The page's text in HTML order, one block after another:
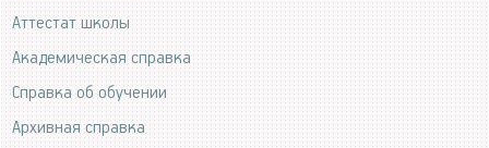
Аттестат школы
Академическая справка
Справка об обучении
Архивная справка